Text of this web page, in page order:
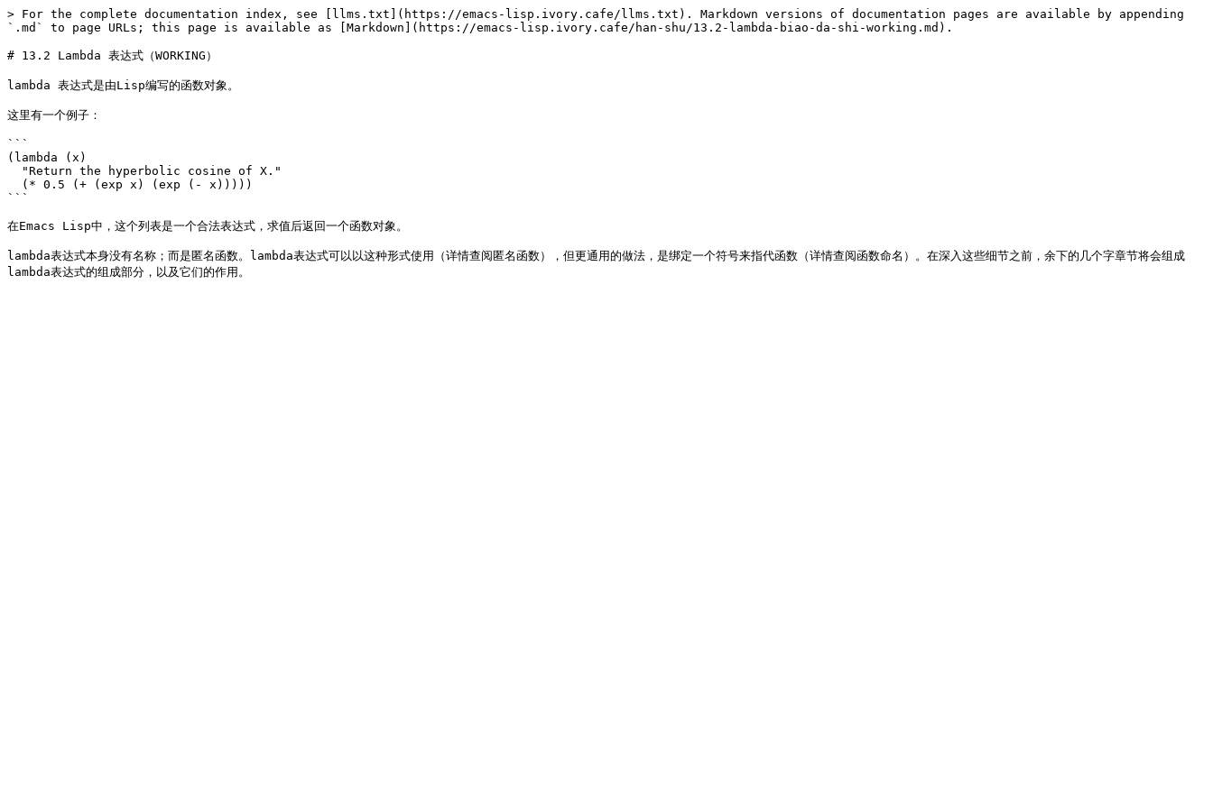
> For the complete documentation index, see [llms.txt](https://emacs-lisp.ivory.cafe/llms.txt). Markdown versions of documentation pages are available by appending
`.md` to page URLs; this page is available as [Markdown](https://emacs-lisp.ivory.cafe/han-shu/13.2-lambda-biao-da-shi-working.md).
# 13.2 Lambda 表达式（WORKING）
lambda 表达式是由Lisp编写的函数对象。
这里有一个例子：
```
(lambda (x)
```
在Emacs Lisp中，这个列表是一个合法表达式，求值后返回一个函数对象。
lambda表达式本身没有名称；而是匿名函数。lambda表达式可以以这种形式使用（详情查阅匿名函数），但更通用的做法，是绑定一个符号来指代函数（详情查阅函数命名）。在深入这些细节之前，余下的几个字章节将会组成